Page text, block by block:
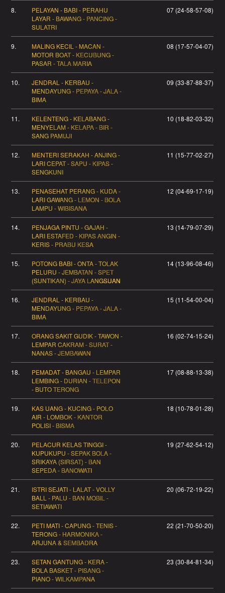
8.
PELAYAN - BABI - PERAHU
LAYAR - BAWANG - PANCING -
SULATRI
07 (24-58-57-08)
9.
MALING KECIL - MACAN -
MOTOR BOAT - KECUBUNG -
PASAR - TALA MARIA
08 (17-57-04-07)
10.
JENDRAL - KERBAU -
MENDAYUNG - PEPAYA - JALA -
BIMA
09 (33-87-88-37)
11.
KELENTENG - KELABANG -
MENYELAM - KELAPA - BIR -
SANG PAMUJI
10 (18-82-03-32)
12.
MENTERI SERAKAH - ANJING -
LARI CEPAT - SAPU - KIPAS -
SENGKUNI
11 (15-77-02-27)
13.
PENASEHAT PERANG - KUDA -
LARI GAWANG - LEMON - BOLA
LAMPU - WIBISANA
12 (04-69-17-19)
14.
PENJAGA PINTU - GAJAH -
LARI ESTAFED - KIPAS ANGIN -
KERIS - PRABU KESA
13 (14-79-07-29)
15.
POTONG BABI - ONTA - TOLAK
PELURU - JEMBATAN - SPET
(SUNTIKAN) - JAYA LANGSUAN
14 (13-96-08-46)
16.
JENDRAL - KERBAU -
MENDAYUNG - PEPAYA - JALA -
BIMA
15 (11-54-00-04)
17.
ORANG SAKIT GUDIK - TAWON -
LEMPAR CAKRAM - SURAT -
NANAS - JEMBAWAN
16 (02-74-15-24)
18.
PEMADAT - BANGAU - LEMPAR
LEMBING - DURIAN - TELEPON
- BUTO TERONG
17 (08-88-13-38)
19.
KAS UANG - KUCING - POLO
AIR - LOMBOK - KANTOR
POLISI - BISMA
18 (10-78-01-28)
20.
PELACUR KELAS TINGGI -
KUPUKUPU - SEPAK BOLA -
SRIKAYA (SIRSAT) - BAN
SEPEDA - BANOWATI
19 (27-62-54-12)
21.
ISTRI SEJATI - LALAT - VOLLY
BALL - PALU - BAN MOBIL -
SETIAWATI
20 (06-72-19-22)
22.
PETI MATI - CAPUNG - TENIS -
TERONG - HARMONIKA -
ARJUNA & SEMBADRA
22 (21-70-50-20)
23.
SETAN GANTUNG - KERA -
BOLA BASKET - PISANG -
PIANO - WILKAMPANA
23 (30-84-81-34)